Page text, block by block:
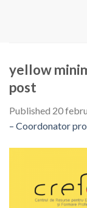
yellow
post
Published 20
– Coordonator